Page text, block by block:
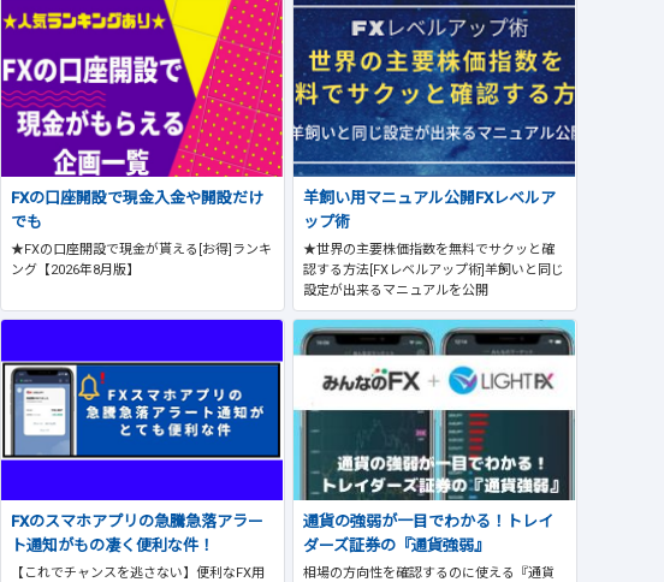
FXの口座開設で現金入金や開設だけ
でも
★FXの口座開設で現金が貰える[お得]ランキ
ング【2026年8月版】
羊飼い用マニュアル公開FXレベルア
ップ術
★世界の主要株価指数を無料でサクッと確
認する方法[FXレベルアップ術]羊飼いと同じ
設定が出来るマニュアルを公開
FXのスマホアプリの急騰急落アラー
ト通知がもの凄く便利な件！
【これでチャンスを逃さない】便利なFX用
通貨の強弱が一目でわかる！トレイ
ダーズ証券の『通貨強弱』
相場の方向性を確認するのに使える『通貨